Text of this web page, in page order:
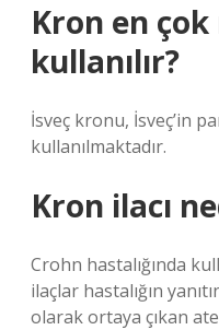
Kron en
kullanılır?
İsveç kronu, İsveç’in
kullanılmaktadır.
Kron ilacı
Crohn hastalığında
ilaçlar hastalığın
olarak ortaya çıkan